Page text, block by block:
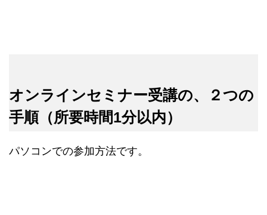
オンラインセミナー受講の、２つの
手順（所要時間1分以内）
パソコンでの参加方法です。